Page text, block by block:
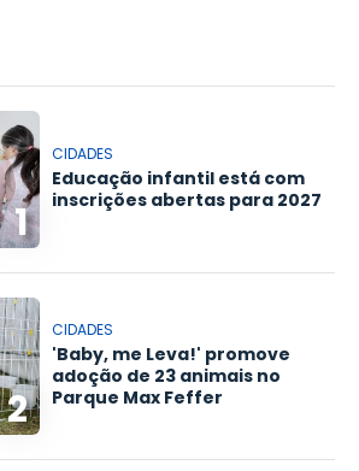
1
CIDADES
Educação infantil está com
inscrições abertas para 2027
2
CIDADES
'Baby, me Leva!' promove
adoção de 23 animais no
Parque Max Feffer